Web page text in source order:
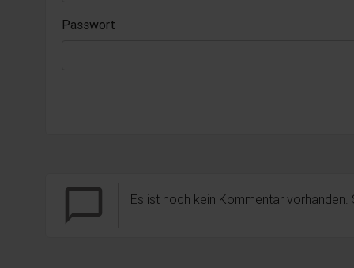
Passwort
chat_bubble_outline Es ist noch kein Kommentar